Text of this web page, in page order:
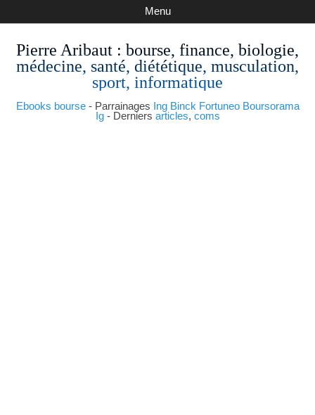
Pierre Aribaut : bourse, finance, biologie,
médecine, santé, diététique, musculation,
sport, informatique
Ebooks bourse- Parrainages Ing Binck Fortuneo Boursorama
Ig- Derniers articles, coms
Menu